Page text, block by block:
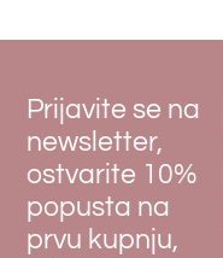
Prijavite se na
newsletter,
ostvarite 10%
popusta na
prvu kupnju,